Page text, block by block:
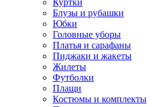
Куртки
Блузы и рубашки
Юбки
Головные уборы
Платья и сарафаны
Пиджаки и жакеты
Жилеты
Футболки
Плащи
Костюмы и комплекты